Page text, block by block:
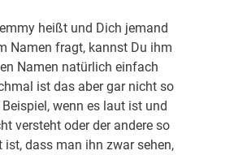
heißt und Dich jemand
Namen fragt, kannst Du ihm
Namen natürlich einfach
ist das aber gar nicht so
wenn es laut ist und
versteht oder der andere so
ist, dass man ihn zwar sehen,